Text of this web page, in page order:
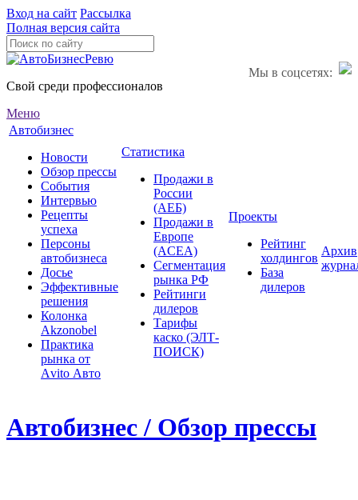
Вход на сайт Рассылка
Полная версия сайта
Мы в соцсетях:
Свой среди профессионалов
Меню
Автобизнес
Новости
Обзор прессы
События
Интервью
Рецепты
успеха
Персоны
автобизнеса
Досье
Эффективные
решения
Колонка
Akzonobel
Практика
рынка от
Аvito Авто
Статистика
Продажи в
России
(АЕБ)
Продажи в
Европе
(ACEA)
Сегментация
рынка РФ
Рейтинги
дилеров
Тарифы
каско (ЭЛТ-
ПОИСК)
Проекты
Рейтинг
холдингов
База
дилеров
Архив
Автобизнес / Обзор прессы